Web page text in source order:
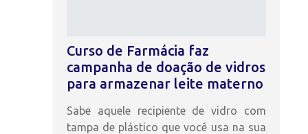
Curso de Farmácia faz
campanha de doação de vidros
para armazenar leite materno
Sabe aquele recipiente de vidro com
tampa de plástico que você usa na sua